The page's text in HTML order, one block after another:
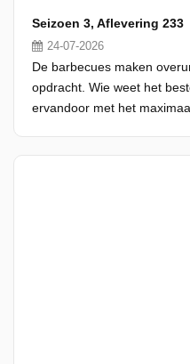
Seizoen 3, Aflevering 233
24-07-2026
De barbecues maken
opdracht. Wie weet het
ervandoor met het